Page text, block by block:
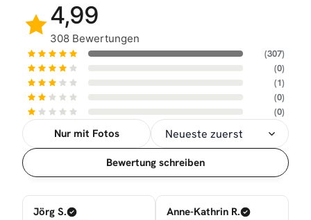
4,99
308 Bewertungen
(307)
(0)
(1)
(0)
(0)
Nur mit Fotos
Sortierung
Bewertung schreiben
Jörg S.
Anne-Kathrin R.